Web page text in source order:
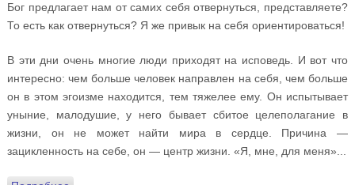
Бог предлагает нам от самих себя отвернуться, представляете?
То есть как отвернуться? Я же привык на себя ориентироваться!
В эти дни очень многие люди приходят на исповедь. И вот что
интересно: чем больше человек направлен на себя, чем больше
он в этом эгоизме находится, тем тяжелее ему. Он испытывает
уныние, малодушие, у него бывает сбитое целеполагание в
жизни, он не может найти мира в сердце. Причина —
зацикленность на себе, он — центр жизни. «Я, мне, для меня»...